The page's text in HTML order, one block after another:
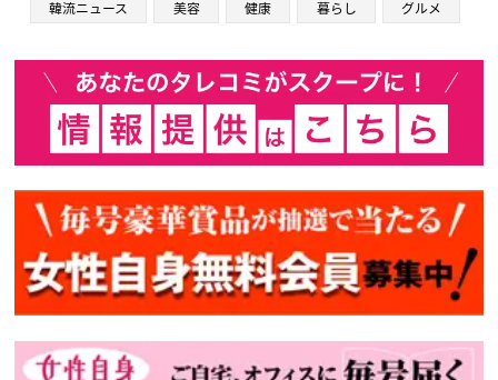
韓流ニュース 美容 健康 暮らし グルメ